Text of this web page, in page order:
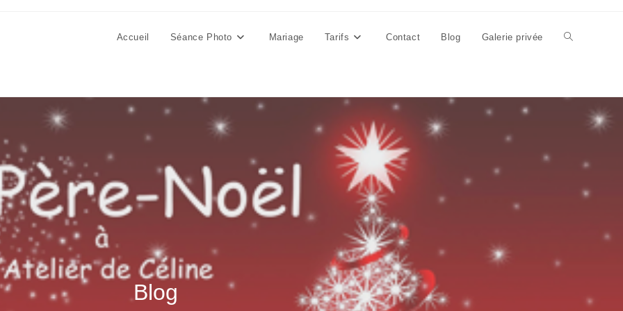
Accueil Séance Photo Mariage Tarifs Contact Blog Galerie privée Toggle
Blog